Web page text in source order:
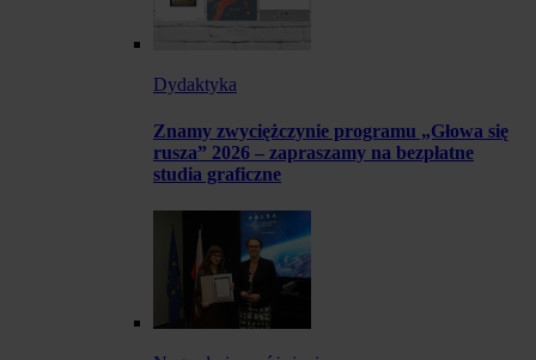
Dydaktyka
Znamy zwyciężczynie programu „Głowa się
rusza” 2026 – zapraszamy na bezpłatne
studia graficzne